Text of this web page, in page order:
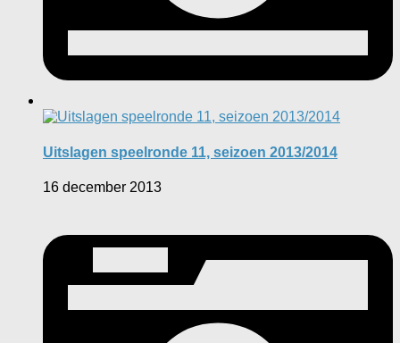
Uitslagen speelronde 11, seizoen 2013/2014
16 december 2013